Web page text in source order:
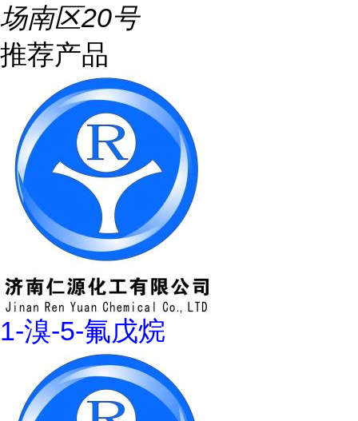
场南区20号
推荐产品
1-溴-5-氟戊烷